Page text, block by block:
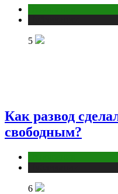
5
Как развод
свободным?
6